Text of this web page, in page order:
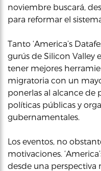
noviembre buscará,
para reformar el
Tanto ‘America’s
gurús de Silicon Valley
tener mejores
migratoria con un
ponerlas al alcance de
políticas públicas y
gubernamentales.
Los eventos, no
motivaciones.
desde una perspectiva